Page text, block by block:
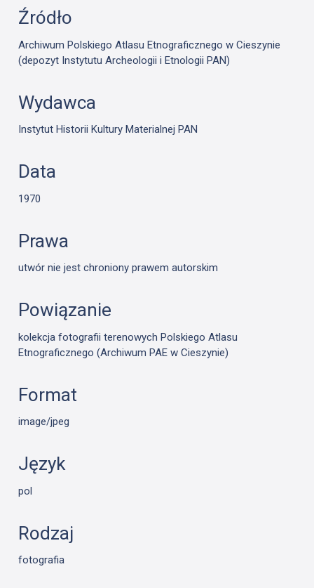
Źródło
Archiwum Polskiego Atlasu Etnograficznego w Cieszynie
(depozyt Instytutu Archeologii i Etnologii PAN)
Wydawca
Instytut Historii Kultury Materialnej PAN
Data
1970
Prawa
utwór nie jest chroniony prawem autorskim
Powiązanie
kolekcja fotografii terenowych Polskiego Atlasu
Etnograficznego (Archiwum PAE w Cieszynie)
Format
image/jpeg
Język
pol
Rodzaj
fotografia